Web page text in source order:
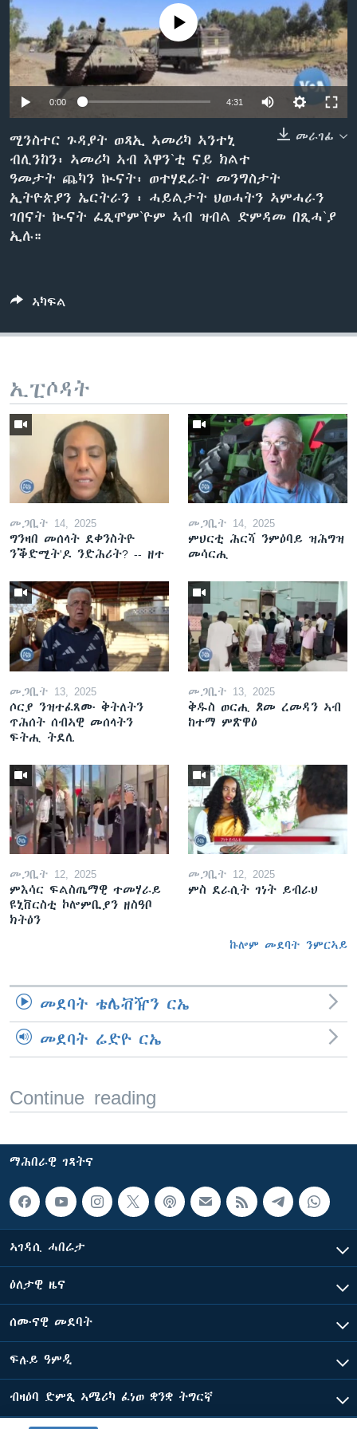
ቋንቋታትNo media source currently available
0:00 4:31
መራገፊ
ሚንስተር ጉዳያት ወጻኢ ኣመሪካ ኣንተኒ
ብሊንከን፡ ኣመሪካ ኣብ እዋን`ቲ ናይ ክልተ
ዓመታት ጨካን ኲናት፡ ወተሃደራት መንግስታት
ኢትዮጵያን ኤርትራን ፡ ሓይልታት ህወሓትን ኣምሓራን
ገበናት ኲናት ፈጺሞም`ዮም ኣብ ዝብል ድምዳመ በጺሓ`ያ
ኢሉ።
ኣካፍል
ኢፒሶዳት
መጋቢት 14, 2025
ግንዛበ መሰላት ደቀንስትዮ
ንቕድሚት'ዶ ንድሕሪት? -- ዘተ
መጋቢት 14, 2025
ምህርቲ ሕርሻ ንምዕባይ ዝሕግዝ
መሳርሒ
መጋቢት 13, 2025
ሶርያ ንዝተፈጸሙ ቅትለትን
ጥሕሰት ሰብኣዊ መሰላትን
ፍትሒ ትደሊ
መጋቢት 13, 2025
ቅዱስ ወርሒ ጾመ ረመዳን ኣብ
ከተማ ምጽዋዕ
መጋቢት 12, 2025
ምእሳር ፍልስጤማዊ ተመሃራይ
ዩኒቨርስቲ ኮሎምቢያን ዘስዓቦ
ክትዕን
መጋቢት 12, 2025
ምስ ደራሲት ገነት ይብራህ
ኩሎም መደባት ንምርኣይ
መደባት ቴሌቭዥን ርኤ
መደባት ሬድዮ ርኤ
Continue reading
ማሕበራዊ ገጻትና
ኣገዳሲ ሓበሬታ
ዕለታዊ ዜና
ሰሙናዊ መደባት
ፍሉይ ዓምዲ
ብዛዕባ ድምጺ ኣሜሪካ ፈነወ ቋንቋ ትግርኛ